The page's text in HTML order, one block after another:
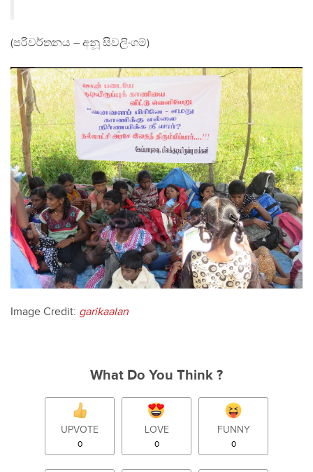
(පරිවර්තනය – අනූ සිවලිංගම්)
Image Credit: garikaalan
What Do You Think ?
UPVOTE
0
LOVE
0
FUNNY
0